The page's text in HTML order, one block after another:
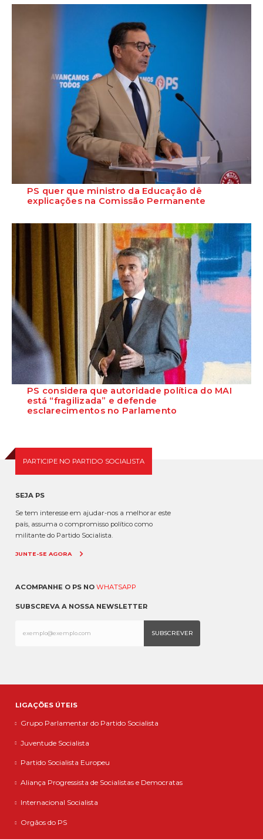
PS quer que ministro da Educação dê
explicações na Comissão Permanente
requerer a presença do minist...
PS considera que autoridade política do MAI
está “fragilizada” e defende
esclarecimentos no Parlamento
PARTICIPE NO PARTIDO SOCIALISTA
SEJA PS
Se tem interesse em ajudar-nos a melhorar este
país, assuma o compromisso político como
militante do Partido Socialista.
JUNTE-SE AGORA
ACOMPANHE O PS NO WHATSAPP
SUBSCREVA A NOSSA NEWSLETTER
LIGAÇÕES ÚTEIS
Grupo Parlamentar do Partido Socialista
Juventude Socialista
Partido Socialista Europeu
Aliança Progressista de Socialistas e Democratas
Internacional Socialista
Orgãos do PS